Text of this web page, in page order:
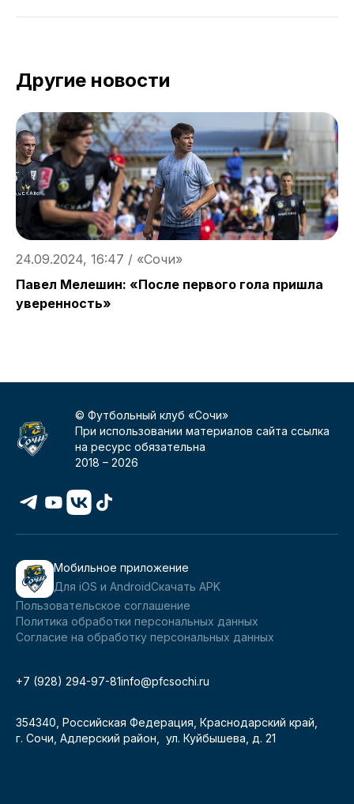
Другие новости
24.09.2024, 16:47 / «Сочи»
Павел Мелешин: «После первого гола пришла
уверенность»
© Футбольный клуб «Сочи»
При использовании материалов сайта ссылка
на ресурс обязательна
2018 –2026
Мобильное приложение
Для iOS и AndroidСкачать APK
Пользовательское соглашение
Политика обработки персональных данных
Согласие на обработку персональных данных
+7 (928) 294-97-81info@pfcsochi.ru
354340, Российская Федерация, Краснодарский край,
г. Сочи, Адлерский район, ул. Куйбышева, д. 21